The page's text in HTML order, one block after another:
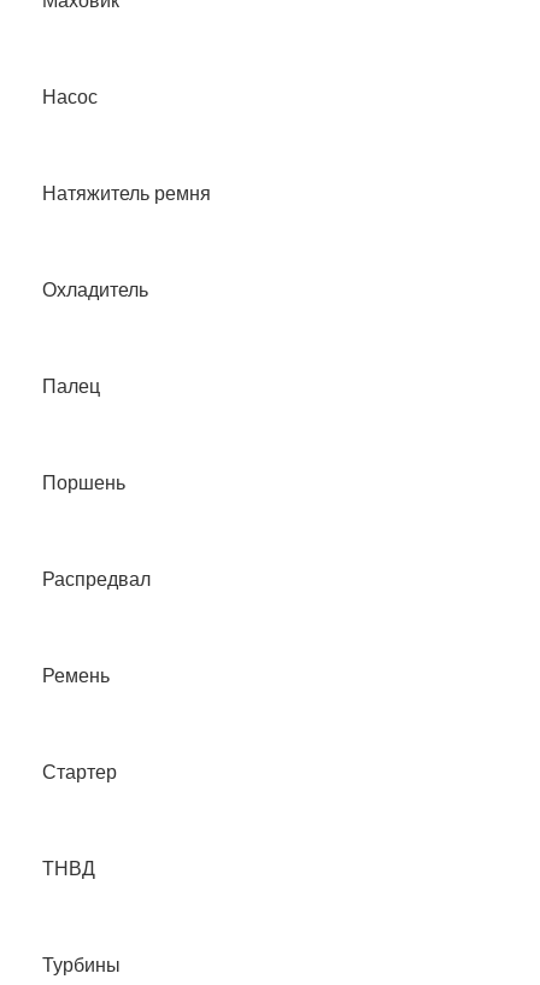
Насос
Натяжитель ремня
Охладитель
Палец
Поршень
Распредвал
Ремень
Стартер
ТНВД
Турбины